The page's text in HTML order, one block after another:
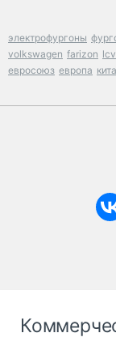
электрофургоны
volkswagen farizon lcv
евросоюз европа